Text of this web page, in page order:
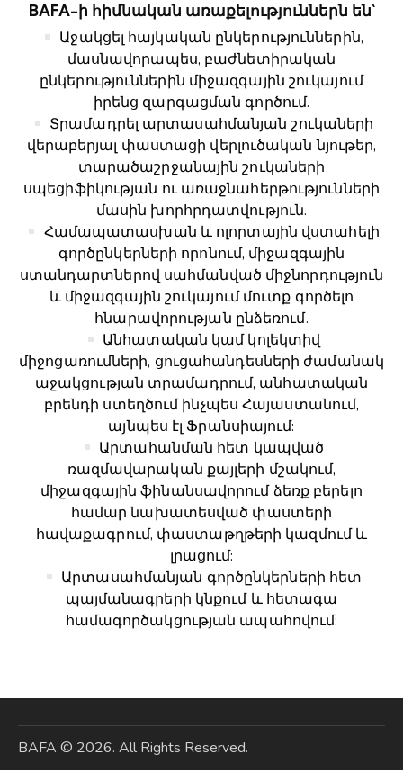
BAFA-ի հիմնական առաքելություններն են`
Աջակցել հայկական ընկերություններին,
մասնավորապես, բաժնետիրական
ընկերություններին միջազգային շուկայում
իրենց զարգացման գործում.
Տրամադրել արտասահմանյան շուկաների
վերաբերյալ փաստացի վերլուծական նյութեր,
տարածաշրջանային շուկաների
սպեցիֆիկության ու առաջնահերթությունների
մասին խորհրդատվություն.
Համապատասխան և ոլորտային վստահելի
գործընկերների որոնում, միջազգային
ստանդարտներով սահմանված միջնորդություն
և միջազգային շուկայում մուտք գործելո
հնարավորության ընձեռում.
Անհատական կամ կոլեկտիվ
միջոցառումների, ցուցահանդեսների ժամանակ
աջակցության տրամադրում, անհատական
բրենդի ստեղծում ինչպես Հայաստանում,
այնպես էլ Ֆրանսիայում:
Արտահանման հետ կապված
ռազմավարական քայլերի մշակում,
միջազգային ֆինանսավորում ձեռք բերելո
համար նախատեսված փաստերի
հավաքագրում, փաստաթղթերի կազմում և
լրացում:
Արտասահմանյան գործընկերների հետ
պայմանագրերի կնքում և հետագա
համագործակցության ապահովում:
BAFA © 2026. All Rights Reserved.